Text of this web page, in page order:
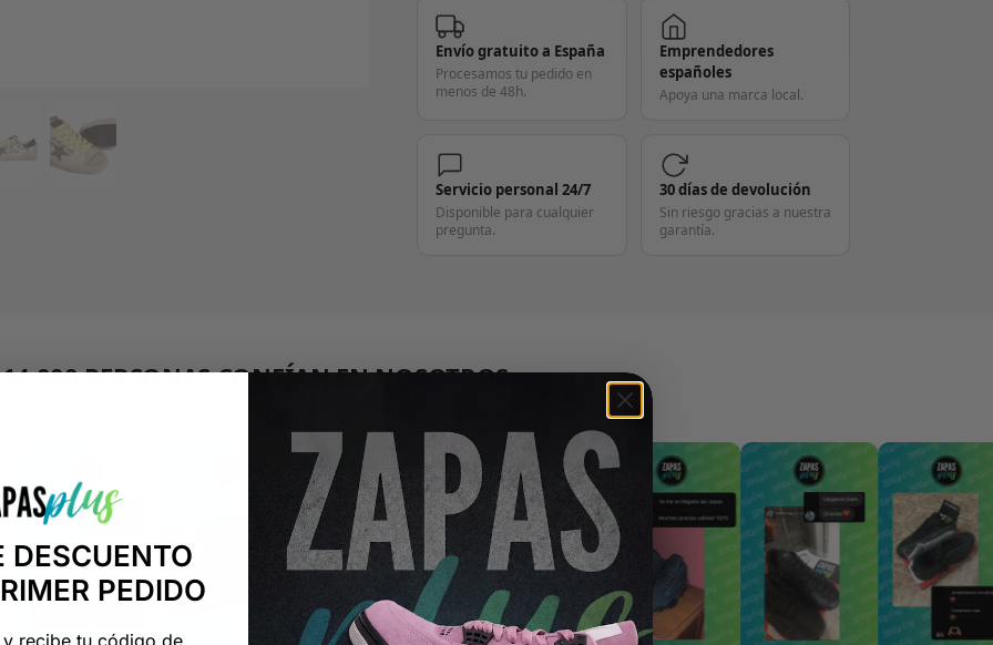
Envío gratuito a España
Procesamos tu pedido en
menos de 48h.
Emprendedores
españoles
Apoya una marca local.
Servicio personal 24/7
Disponible para cualquier
pregunta.
30 días de devolución
Sin riesgo gracias a nuestra
garantía.
PERSONAS CONFÍAN EN NOSOTROS
DESCUENTO
PEDIDO